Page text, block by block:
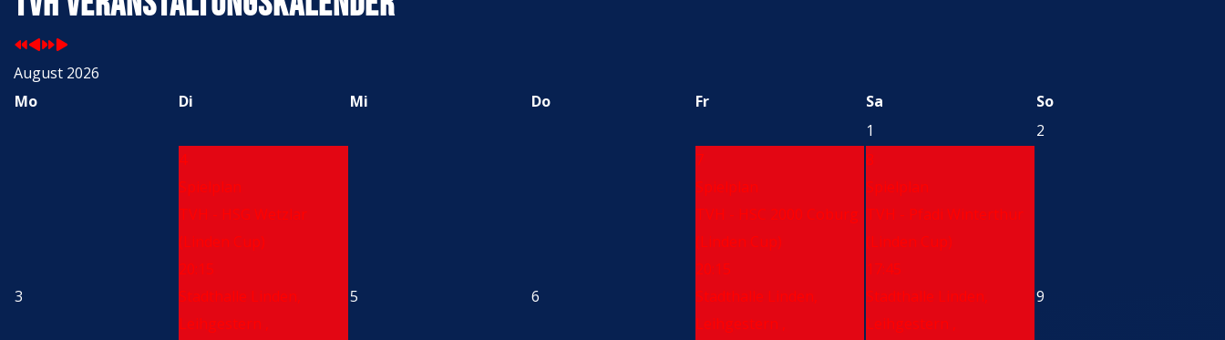
August 2026
Mo
Di Mi Do Fr Sa
So
1
2
3
4
Spielplan
TVH - HSG Wetzlar
(Linden Cup)
20:15
Stadthalle Linden,
Leihgestern ,
5 6
7
Spielplan
TVH - HSC 2000 Coburg
(Linden Cup)
20:15
Stadthalle Linden,
Leihgestern ,
8
Spielplan
TVH - Pfadi Winterthur
(Linden Cup)
17:45
Stadthalle Linden,
Leihgestern ,
9